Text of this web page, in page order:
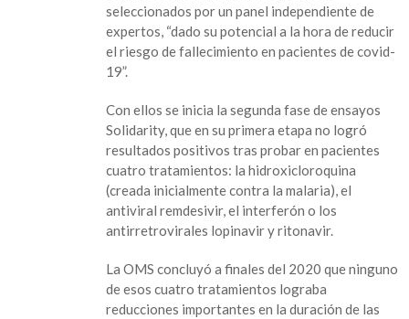
seleccionados por un panel independiente de
expertos, “dado su potencial a la hora de reducir
el riesgo de fallecimiento en pacientes de covid-
19”.
Con ellos se inicia la segunda fase de ensayos
Solidarity, que en su primera etapa no logró
resultados positivos tras probar en pacientes
cuatro tratamientos: la hidroxicloroquina
(creada inicialmente contra la malaria), el
antiviral remdesivir, el interferón o los
antirretrovirales lopinavir y ritonavir.
La OMS concluyó a finales del 2020 que ninguno
de esos cuatro tratamientos lograba
reducciones importantes en la duración de las